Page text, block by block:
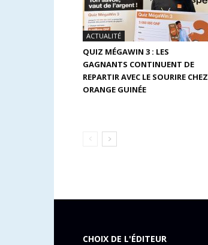
ACTUALITÉ
QUIZ MÉGAWIN 3 : LES
GAGNANTS CONTINUENT DE
REPARTIR AVEC LE SOURIRE CHEZ
ORANGE GUINÉE
CHOIX DE L'ÉDITEUR